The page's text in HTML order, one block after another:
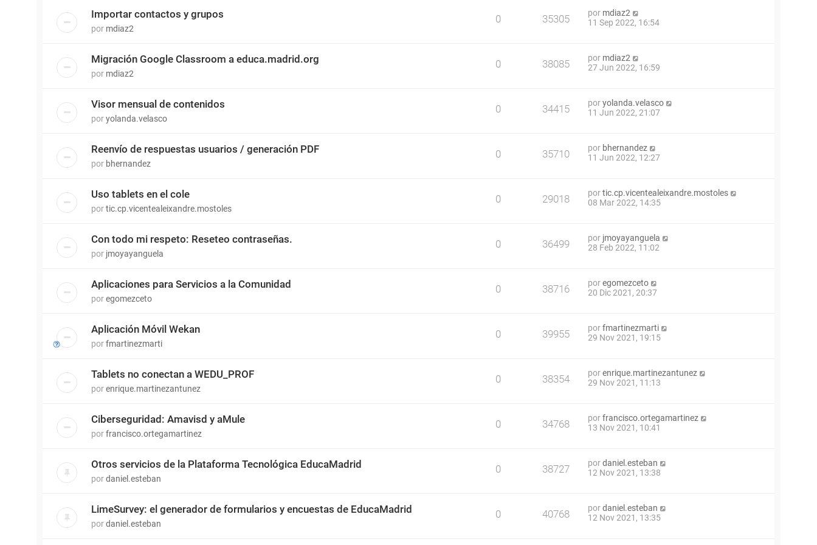
Importar contactos y grupos
por mdiaz2
0 35305 por mdiaz2
11 Sep 2022, 16:54
Migración Google Classroom a educa.madrid.org
por mdiaz2
0 38085 por mdiaz2
27 Jun 2022, 16:59
Visor mensual de contenidos
poryolanda.velasco
0 34415 poryolanda.velasco
11 Jun 2022, 21:07
Reenvío de respuestas usuarios / generación PDF
por bhernandez
0 35710 por bhernandez
11 Jun 2022, 12:27
Uso tablets en el cole
portic.cp.vicentealeixandre.mostoles
0 29018 portic.cp.vicentealeixandre.mostoles
08 Mar 2022, 14:35
Con todo mi respeto: Reseteo contraseñas.
por jmoyayanguela
0 36499 por jmoyayanguela
28 Feb 2022, 11:02
Aplicaciones para Servicios a la Comunidad
poregomezceto
0 38716 poregomezceto
20 Dic 2021, 20:37
Aplicación Móvil Wekan
porfmartinezmarti
0 39955 porfmartinezmarti
29 Nov 2021, 19:15
Tablets no conectan a WEDU_PROF
porenrique.martinezantunez
0 38354 porenrique.martinezantunez
29 Nov 2021, 11:13
Ciberseguridad: Amavisd y aMule
porfrancisco.ortegamartinez
0 34768 porfrancisco.ortegamartinez
13 Nov 2021, 10:41
Otros servicios de la Plataforma Tecnológica EducaMadrid
pordaniel.esteban
0 38727 pordaniel.esteban
12 Nov 2021, 13:38
LimeSurvey: el generador de formularios y encuestas de EducaMadrid
pordaniel.esteban
0 40768 pordaniel.esteban
12 Nov 2021, 13:35